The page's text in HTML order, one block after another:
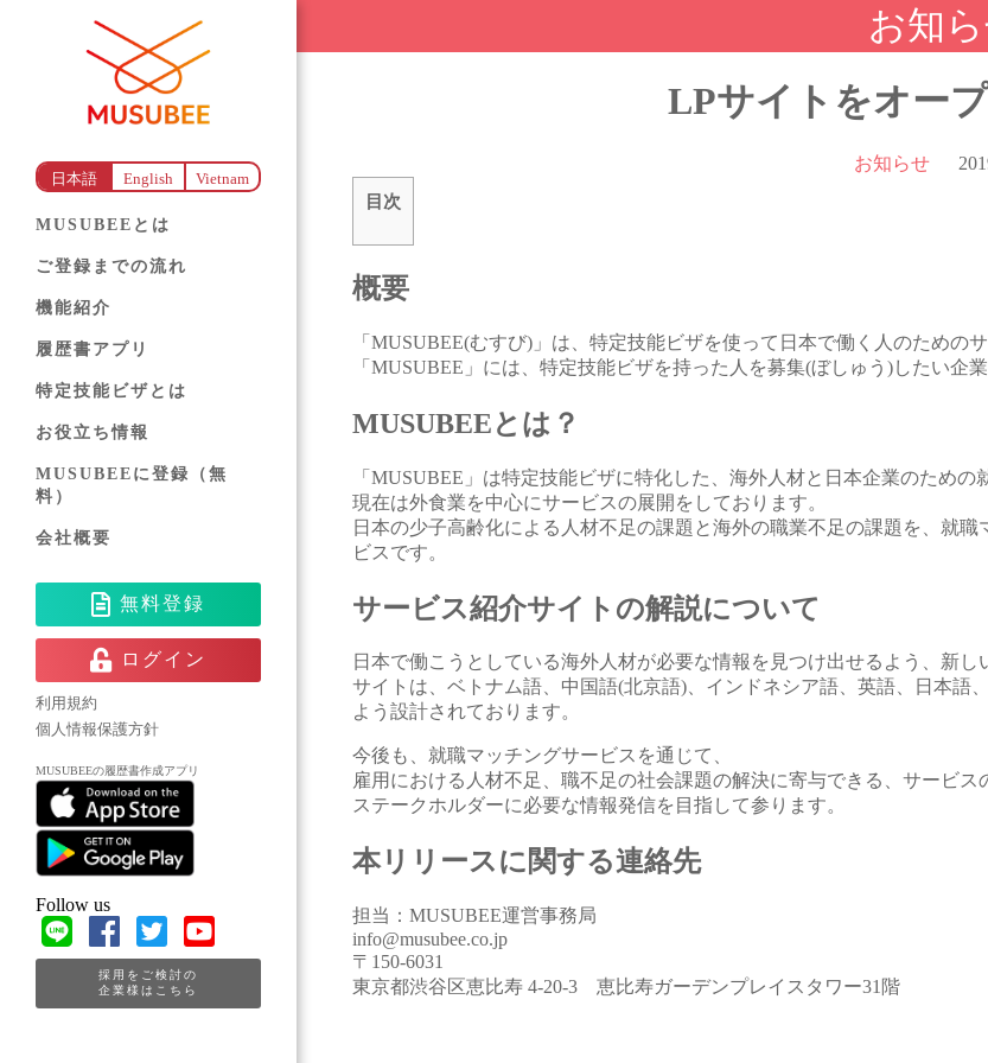
日本語 English Vietnam
MUSUBEEとは
ご登録までの流れ
機能紹介
履歴書アプリ
特定技能ビザとは
お役立ち情報
MUSUBEEに登録（無
料）
会社概要
無料登録
ログイン
利用規約
個人情報保護方針
MUSUBEEの履歴書作成アプリ
Follow us
採用をご検討の
企業様はこちら
お知
LPサイトをオー
お知らせ
目次
概要
「MUSUBEE(むすび)」は、特定技能ビザを使って日本で働く人のための
「MUSUBEE」には、特定技能ビザを持った人を募集(ぼしゅう)したい企
MUSUBEEとは？
「MUSUBEE」は特定技能ビザに特化した、海外人材と日本企業のための
現在は外食業を中心にサービスの展開をしております。
日本の少子高齢化による人材不足の課題と海外の職業不足の課題を、就
ビスです。
サービス紹介サイトの解説について
日本で働こうとしている海外人材が必要な情報を見つけ出せるよう、新し
サイトは、ベトナム語、中国語(北京語)、インドネシア語、英語、日本語
よう設計されております。
今後も、就職マッチングサービスを通じて、
雇用における人材不足、職不足の社会課題の解決に寄与できる、サービス
ステークホルダーに必要な情報発信を目指して参ります。
本リリースに関する連絡先
担当：MUSUBEE運営事務局
info@musubee.co.jp
〒150-6031
東京都渋谷区恵比寿 4-20-3 恵比寿ガーデンプレイスタワー31階